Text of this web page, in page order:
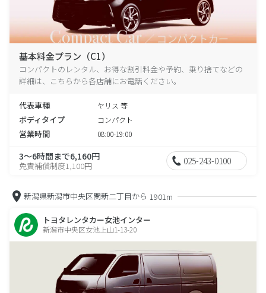
基本料金プラン（C1）
コンパクトのレンタル、お得な割引料金や予約、乗り捨てなどの
詳細は、こちらから各店舗にお電話ください。
代表車種 ヤリス 等
ボディタイプ コンパクト
営業時間 08:00-19:00
3～6時間まで6,160円
免責補償制度1,100円 025-243-0100
新潟県新潟市中央区関新二丁目から 1901m
トヨタレンタカー女池インター
新潟市中央区女池上山1-13-20